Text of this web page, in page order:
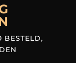
BESTELD,